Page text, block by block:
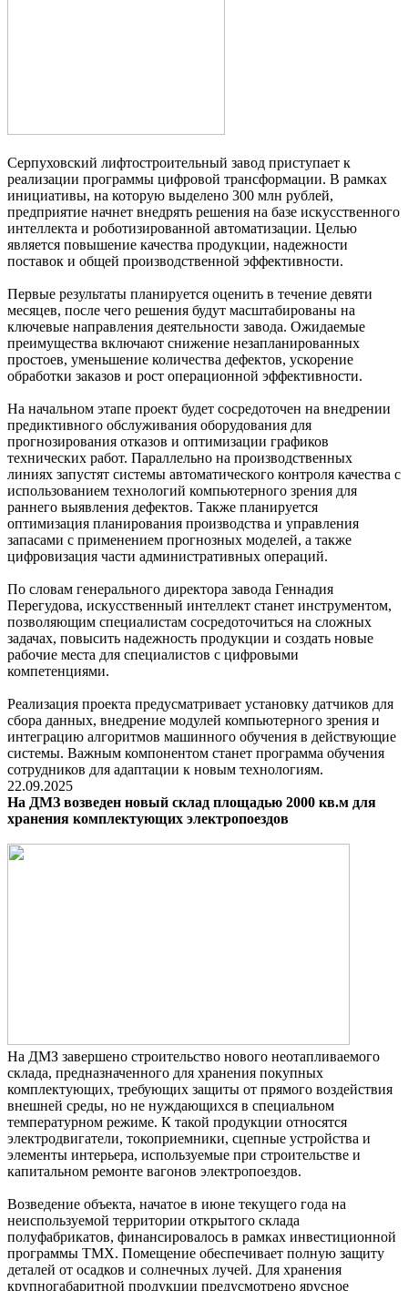
Серпуховский лифтостроительный завод приступает к
реализации программы цифровой трансформации. В рамках
инициативы, на которую выделено 300 млн рублей,
предприятие начнет внедрять решения на базе искусственного
интеллекта и роботизированной автоматизации. Целью
является повышение качества продукции, надежности
поставок и общей производственной эффективности.
Первые результаты планируется оценить в течение девяти
месяцев, после чего решения будут масштабированы на
ключевые направления деятельности завода. Ожидаемые
преимущества включают снижение незапланированных
простоев, уменьшение количества дефектов, ускорение
обработки заказов и рост операционной эффективности.
На начальном этапе проект будет сосредоточен на внедрении
предиктивного обслуживания оборудования для
прогнозирования отказов и оптимизации графиков
технических работ. Параллельно на производственных
линиях запустят системы автоматического контроля качества с
использованием технологий компьютерного зрения для
раннего выявления дефектов. Также планируется
оптимизация планирования производства и управления
запасами с применением прогнозных моделей, а также
цифровизация части административных операций.
По словам генерального директора завода Геннадия
Перегудова, искусственный интеллект станет инструментом,
позволяющим специалистам сосредоточиться на сложных
задачах, повысить надежность продукции и создать новые
рабочие места для специалистов с цифровыми
компетенциями.
Реализация проекта предусматривает установку датчиков для
сбора данных, внедрение модулей компьютерного зрения и
интеграцию алгоритмов машинного обучения в действующие
системы. Важным компонентом станет программа обучения
сотрудников для адаптации к новым технологиям.
22.09.2025
На ДМЗ возведен новый склад площадью 2000 кв.м для
хранения комплектующих электропоездов
На ДМЗ завершено строительство нового неотапливаемого
склада, предназначенного для хранения покупных
комплектующих, требующих защиты от прямого воздействия
внешней среды, но не нуждающихся в специальном
температурном режиме. К такой продукции относятся
электродвигатели, токоприемники, сцепные устройства и
элементы интерьера, используемые при строительстве и
капитальном ремонте вагонов электропоездов.
Возведение объекта, начатое в июне текущего года на
неиспользуемой территории открытого склада
полуфабрикатов, финансировалось в рамках инвестиционной
программы ТМХ. Помещение обеспечивает полную защиту
деталей от осадков и солнечных лучей. Для хранения
крупногабаритной продукции предусмотрено ярусное